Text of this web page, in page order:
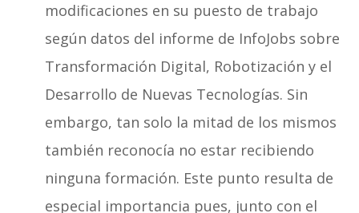
modificaciones en su puesto de trabajo
según datos del informe de InfoJobs sobre
Transformación Digital, Robotización y el
Desarrollo de Nuevas Tecnologías. Sin
embargo, tan solo la mitad de los mismos
también reconocía no estar recibiendo
ninguna formación. Este punto resulta de
especial importancia pues, junto con el